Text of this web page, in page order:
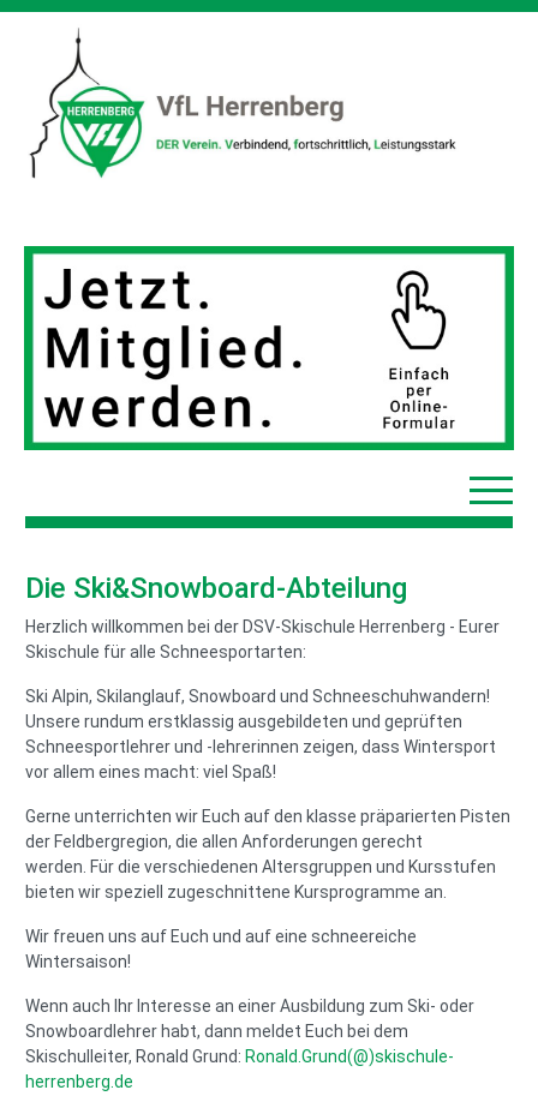
Die Ski&Snowboard-Abteilung
Herzlich willkommen bei der DSV-Skischule Herrenberg - Eurer
Skischule für alle Schneesportarten:
Ski Alpin, Skilanglauf, Snowboard und Schneeschuhwandern!
Unsere rundum erstklassig ausgebildeten und geprüften
Schneesportlehrer und -lehrerinnen zeigen, dass Wintersport
vor allem eines macht: viel Spaß!
Gerne unterrichten wir Euch auf den klasse präparierten Pisten
der Feldbergregion, die allen Anforderungen gerecht
werden. Für die verschiedenen Altersgruppen und Kursstufen
bieten wir speziell zugeschnittene Kursprogramme an.
Wir freuen uns auf Euch und auf eine schneereiche
Wintersaison!
Wenn auch Ihr Interesse an einer Ausbildung zum Ski- oder
Snowboardlehrer habt, dann meldet Euch bei dem
Skischulleiter, Ronald Grund: Ronald.Grund(@)skischule-
herrenberg.de